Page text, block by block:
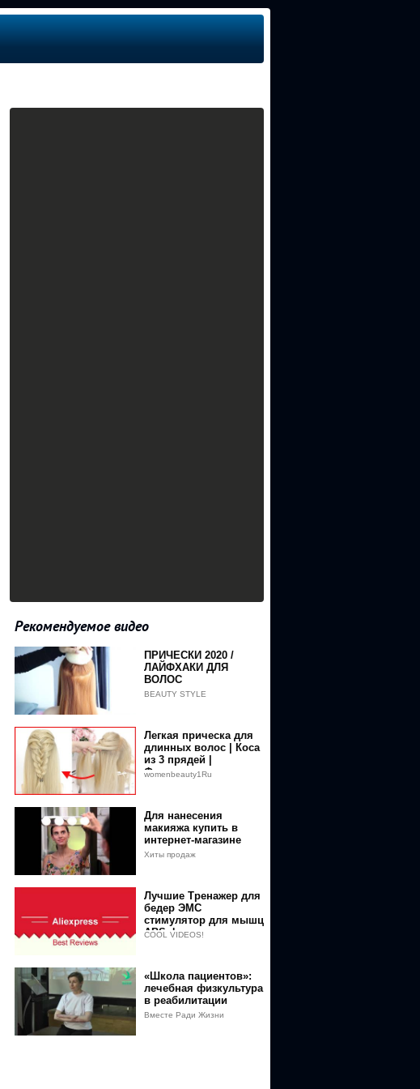
Рекомендуемое видео
ПРИЧЕСКИ 2020 /
ЛАЙФХАКИ ДЛЯ
ВОЛОС
BEAUTY STYLE
Легкая прическа для
длинных волос | Коса
из 3 прядей |
Французская коса
womenbeauty1Ru
Для нанесения
макияжа купить в
интернет-магазине
Хиты продаж
Лучшие Тренажер для
бедер ЭМС
стимулятор для мышц
ABS фитнес для
COOL VIDEOS!
«Школа пациентов»:
лечебная физкультура
в реабилитации
женщин после
Вместе Ради Жизни